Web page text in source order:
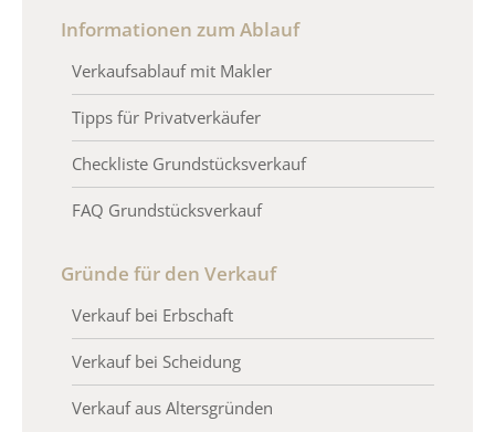
Informationen zum Ablauf
Verkaufsablauf mit Makler
Tipps für Privatverkäufer
Checkliste Grundstücksverkauf
FAQ Grundstücksverkauf
Gründe für den Verkauf
Verkauf bei Erbschaft
Verkauf bei Scheidung
Verkauf aus Altersgründen